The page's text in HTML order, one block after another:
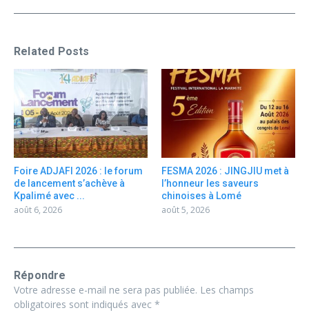
Related Posts
Foire ADJAFI 2026 : le forum
de lancement s’achève à
Kpalimé avec ...
août 6, 2026
FESMA 2026 : JINGJIU met à
l’honneur les saveurs
chinoises à Lomé
août 5, 2026
Répondre
Votre adresse e-mail ne sera pas publiée. Les champs
obligatoires sont indiqués avec *